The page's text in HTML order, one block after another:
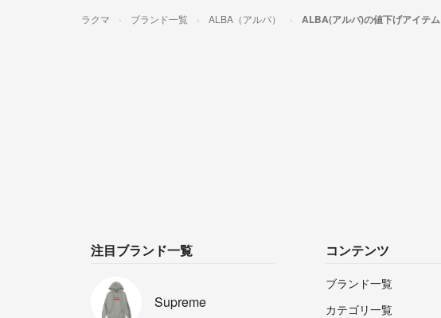
ラクマ ブランド一覧 ALBA（アルバ） ALBA(アルバ)の値下げアイテム
注目ブランド一覧
Supreme
コンテンツ
ブランド一覧
カテゴリ一覧